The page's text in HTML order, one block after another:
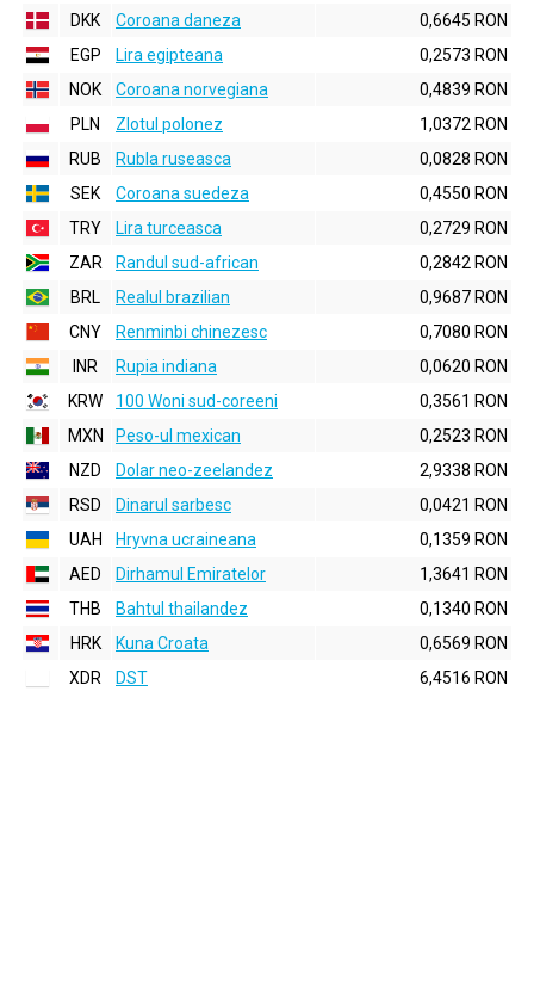
DKK
Coroana daneza
0,6645 RON
EGP
Lira egipteana
0,2573 RON
NOK
Coroana norvegiana
0,4839 RON
PLN
Zlotul polonez
1,0372 RON
RUB
Rubla ruseasca
0,0828 RON
SEK
Coroana suedeza
0,4550 RON
TRY
Lira turceasca
0,2729 RON
ZAR
Randul sud-african
0,2842 RON
BRL
Realul brazilian
0,9687 RON
CNY
Renminbi chinezesc
0,7080 RON
INR
Rupia indiana
0,0620 RON
KRW
100 Woni sud-coreeni
0,3561 RON
MXN
Peso-ul mexican
0,2523 RON
NZD
Dolar neo-zeelandez
2,9338 RON
RSD
Dinarul sarbesc
0,0421 RON
UAH
Hryvna ucraineana
0,1359 RON
AED
Dirhamul Emiratelor
1,3641 RON
THB
Bahtul thailandez
0,1340 RON
HRK
Kuna Croata
0,6569 RON
XDR
DST 6,4516 RON